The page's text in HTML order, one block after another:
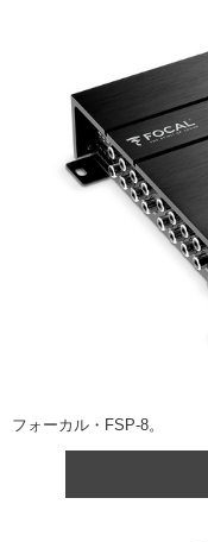
フォーカル・FSP-8。